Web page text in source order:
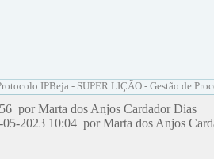
IPBeja - SUPER LIÇÃO - Gestão de
por Marta dos Anjos Cardador Dias
2023 10:04 por Marta dos Anjos